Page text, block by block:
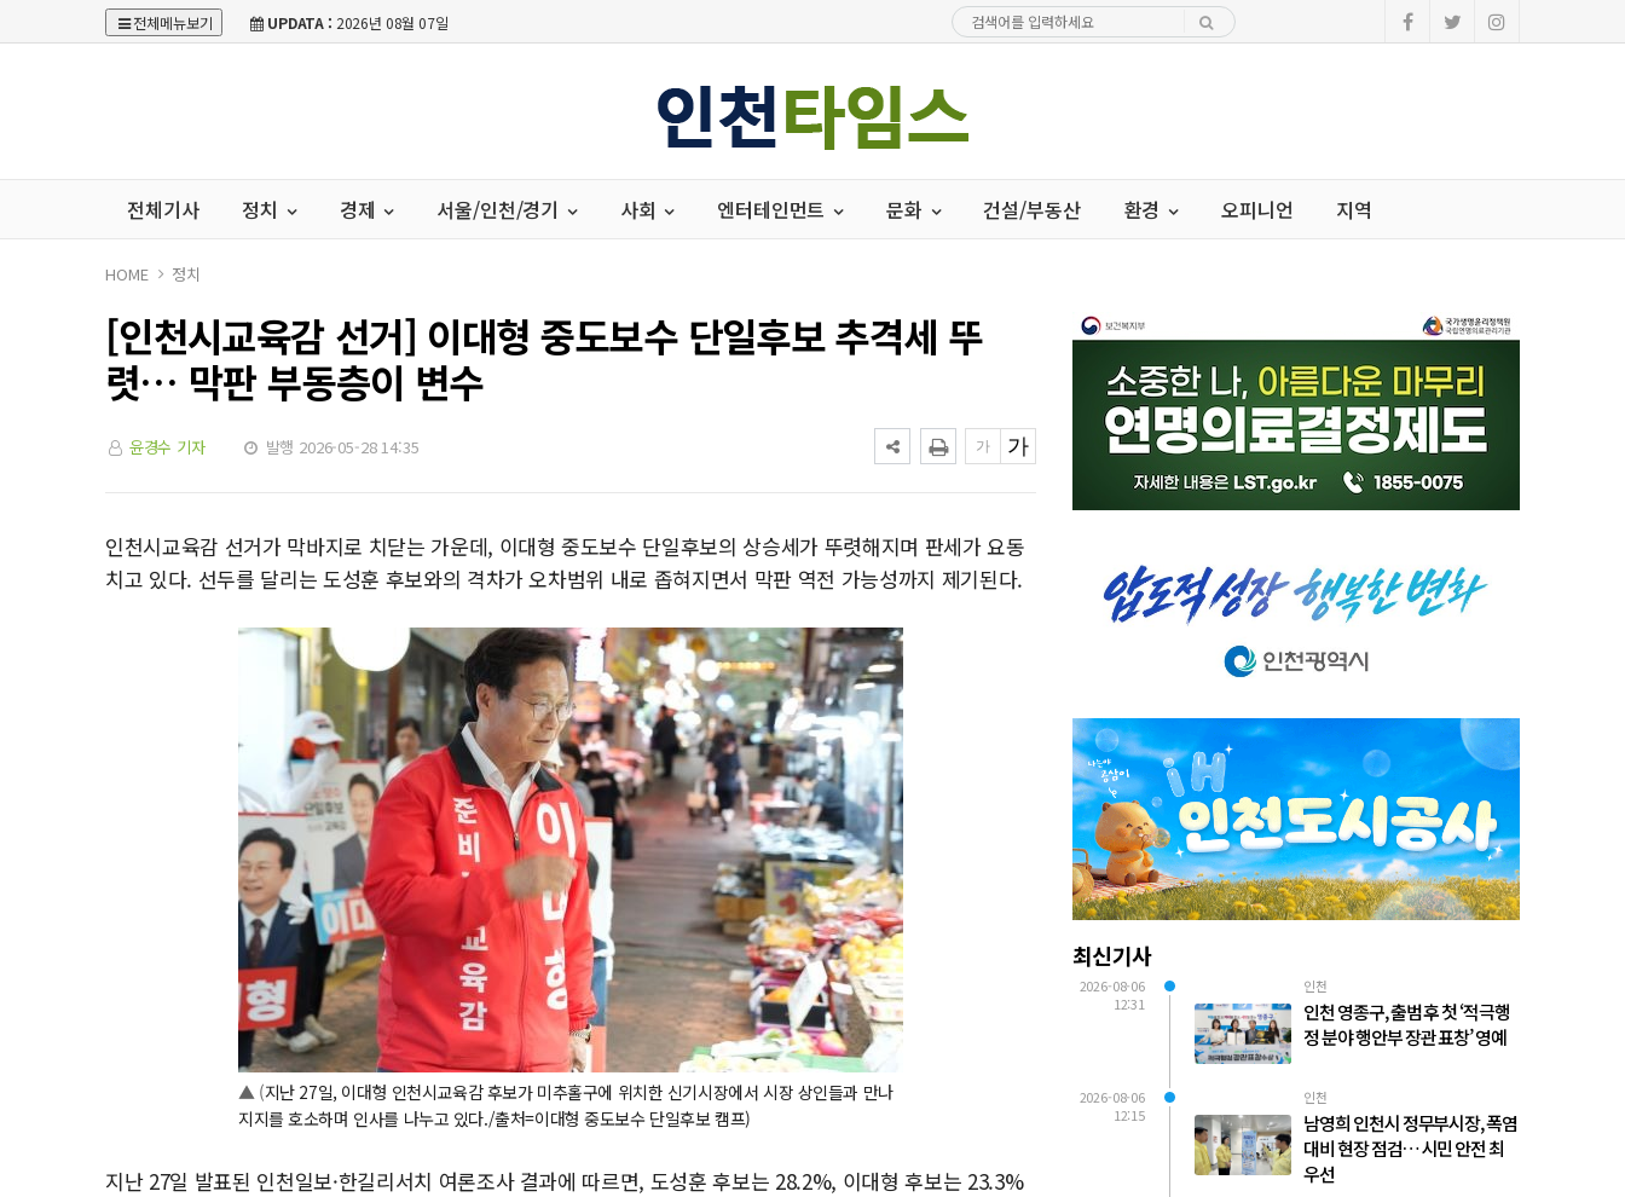
전체메뉴보기 UPDATA : 2026년 08월 07일
전체기사 정치 경제 서울/인천/경기 사회 엔터테인먼트 문화 건설/부동산 환경 오피니언 지역
HOME 정치
[인천시교육감 선거] 이대형 중도보수 단일후보 추격세 뚜
렷… 막판 부동층이 변수
윤경수 기자 발행 2026-05-28 14:35
인천시교육감 선거가 막바지로 치닫는 가운데, 이대형 중도보수 단일후보의 상승세가 뚜렷해지며 판세가 요동
치고 있다. 선두를 달리는 도성훈 후보와의 격차가 오차범위 내로 좁혀지면서 막판 역전 가능성까지 제기된다.
▲ (지난 27일, 이대형 인천시교육감 후보가 미추홀구에 위치한 신기시장에서 시장 상인들과 만나
지지를 호소하며 인사를 나누고 있다./출처=이대형 중도보수 단일후보 캠프)
지난 27일 발표된 인천일보·한길리서치 여론조사 결과에 따르면, 도성훈 후보는 28.2%, 이대형 후보는 23.3%
최신기사
2026-08-06
12:31
인천
인천 영종구, 출범 후 첫 ‘적극행
정 분야 행안부 장관 표창’ 영예
2026-08-06
12:15
인천
남영희 인천시 정무부시장, 폭염
대비 현장 점검… 시민 안전 최
우선